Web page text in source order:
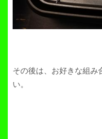
その後は、お好きな組み
い。